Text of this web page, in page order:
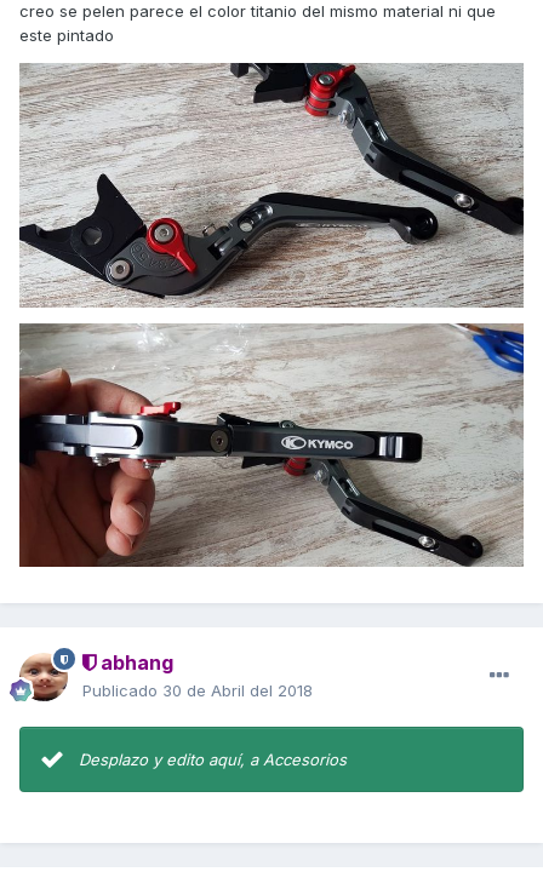
creo se pelen parece el color titanio del mismo material ni que
este pintado
abhang
Publicado 30 de Abril del 2018
Desplazo y edito aquí, a Accesorios